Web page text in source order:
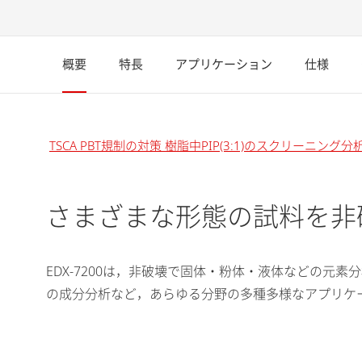
概要 特長 アプリケーション 仕様
TSCA PBT規制の対策 樹脂中PIP(3:1)のスクリーニング分
さまざまな形態の試料を
EDX-7200は，非破壊で固体・粉体・液体などの元素
の成分分析など，あらゆる分野の多種多様なアプリ